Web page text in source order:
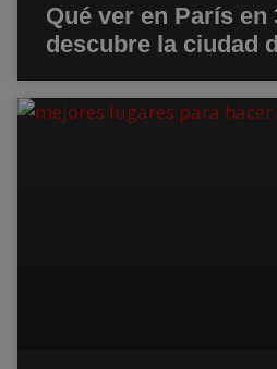
Qué ver en París en
descubre la ciudad